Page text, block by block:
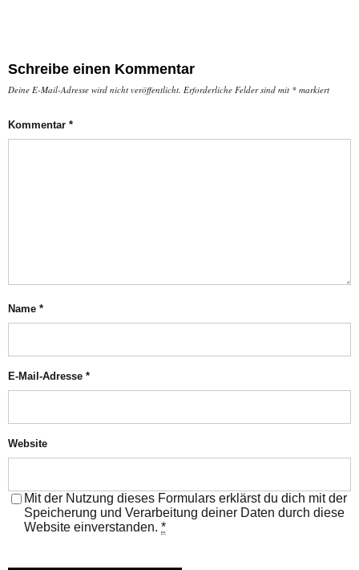
Schreibe einen Kommentar
Deine E-Mail-Adresse wird nicht veröffentlicht. Erforderliche Felder sind mit * markiert
Kommentar *
Name *
E-Mail-Adresse *
Website
Mit der Nutzung dieses Formulars erklärst du dich mit der
Speicherung und Verarbeitung deiner Daten durch diese
Website einverstanden. *